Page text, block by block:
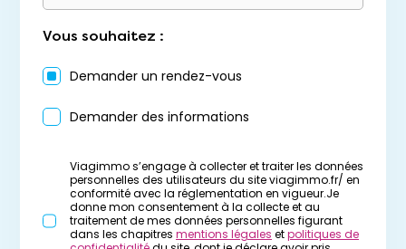
Vous souhaitez :
Demander un rendez-vous
Demander des informations
Viagimmo s’engage à collecter et traiter les données
personnelles des utilisateurs du site viagimmo.fr/ en
conformité avec la réglementation en vigueur.Je
donne mon consentement à la collecte et au
traitement de mes données personnelles figurant
dans les chapitres mentions légales etpolitiques de